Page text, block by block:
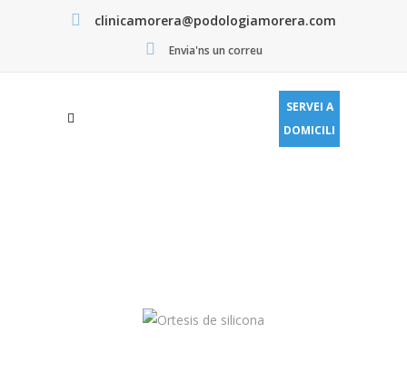
clinicamorera@podologiamorera.com
Envia'ns un correu
SERVEI A
DOMICILI